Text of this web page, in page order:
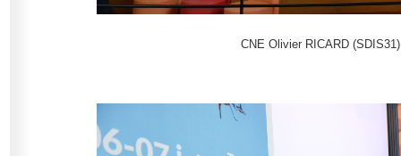
CNE Olivier RICARD (SDIS31)